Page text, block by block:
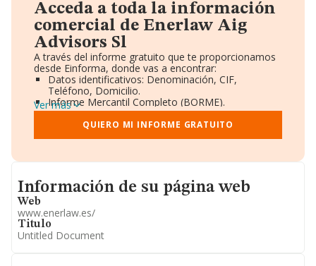
Acceda a toda la información
comercial de Enerlaw Aig
Advisors Sl
A través del informe gratuito que te proporcionamos
desde Einforma, donde vas a encontrar:
Datos identificativos: Denominación, CIF,
Teléfono, Domicilio.
Informe Mercantil Completo (BORME).
Gráficos de Evolución Ventas y Empleados.
Consejo de Administración y Administradores.
Directivos y Ejecutivos.
Información oficial y registral complementaria.
Ver más
QUIERO MI INFORME GRATUITO
Informacion de su página web
Información de su página web
Web
www.enerlaw.es/
Titulo
Untitled Document